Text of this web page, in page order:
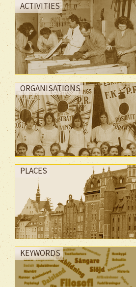
ACTIVITIES
ORGANISATIONS
PLACES
KEYWORDS